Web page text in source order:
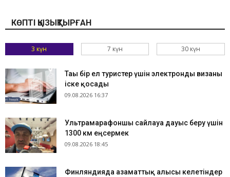
КӨПТІ ҚЫЗЫҚТЫРҒАН
3 күн 7 күн 30 күн
Тағы бір ел туристер үшін электронды визаны
іске қосады
09.08.2026 16:37
Ультрамарафоншы сайлауға дауыс беру үшін
1300 км еңсермек
09.08.2026 18:45
Финляндияда азаматтық алғысы келетіндер